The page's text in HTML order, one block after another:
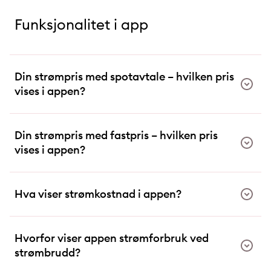
Funksjonalitet i app
Din strømpris med spotavtale – hvilken pris
vises i appen?
Din strømpris med fastpris – hvilken pris
vises i appen?
Hva viser strømkostnad i appen?
Hvorfor viser appen strømforbruk ved
strømbrudd?